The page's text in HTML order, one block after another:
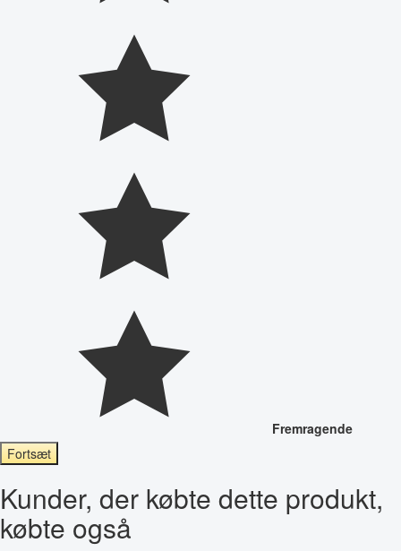
Fremragende
Fortsæt
Kunder, der købte dette produkt,
købte også